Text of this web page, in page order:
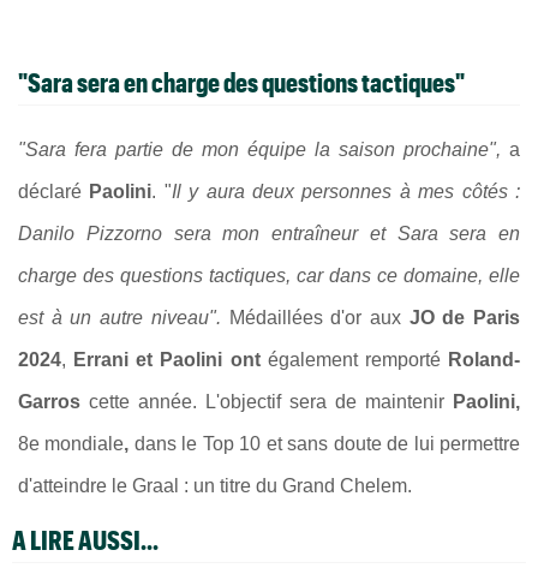
"Sara sera en charge des questions tactiques"
"Sara fera partie de mon équipe la saison prochaine", a
déclaré Paolini. "Il y aura deux personnes à mes côtés :
Danilo Pizzorno sera mon entraîneur et Sara sera en
charge des questions tactiques, car dans ce domaine, elle
est à un autre niveau". Médaillées d'or aux JO de Paris
2024, Errani et Paolini ontégalement remporté Roland-
Garros cette année. L'objectif sera de maintenir Paolini,
8e mondiale, dans le Top 10 et sans doute de lui permettre
d'atteindre le Graal : un titre du Grand Chelem.
A LIRE AUSSI...